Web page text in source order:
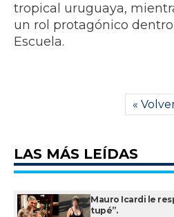
tropical uruguaya,
un rol protagónico
Escuela.
«
LAS MÁS LEÍDAS
Mauro Icardi le
tupé”.